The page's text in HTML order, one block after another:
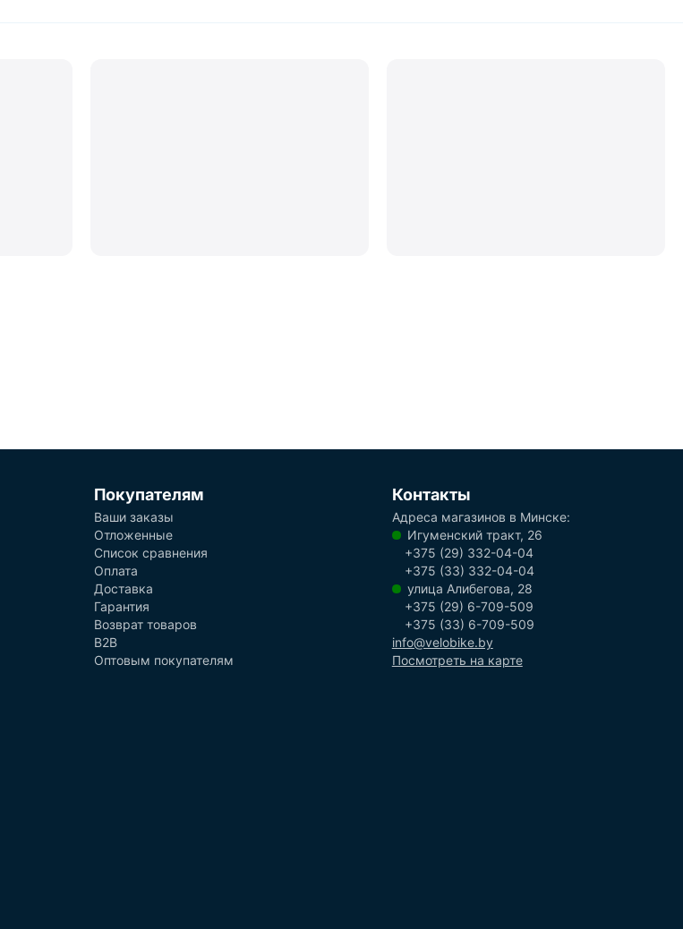
Покупателям
Ваши заказы
Отложенные
Список сравнения
Оплата
Доставка
Гарантия
Возврат товаров
B2B
Оптовым покупателям
Контакты
Адреса магазинов в Минске:
Игуменский тракт, 26
+375 (29) 332-04-04
+375 (33) 332-04-04
улица Алибегова, 28
+375 (29) 6-709-509
+375 (33) 6-709-509
info@velobike.by
Посмотреть на карте